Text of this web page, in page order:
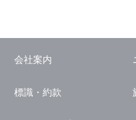
国内観光ガイド
会社案内
標識・約款